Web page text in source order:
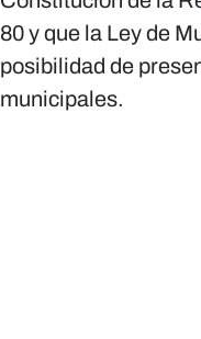
80 y que la Ley de
posibilidad de
municipales.